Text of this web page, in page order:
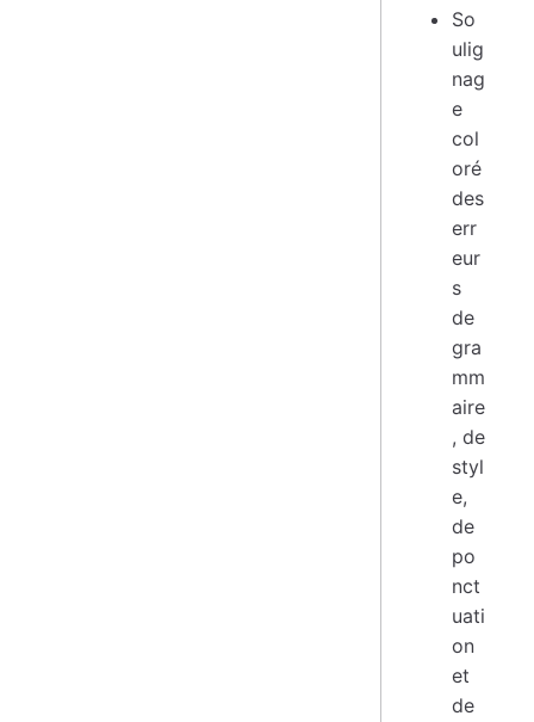
So
ulig
nag
e
col
oré
des
err
eur
s
de
gra
mm
aire
, de
styl
e,
de
po
nct
uati
on
et
de